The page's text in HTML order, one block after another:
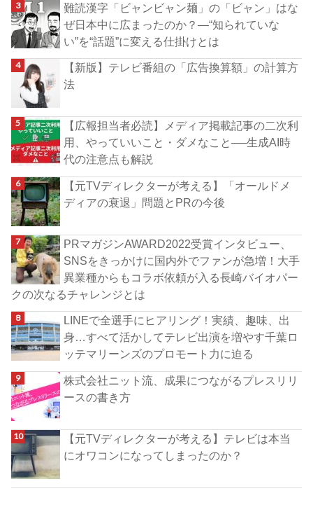
難読漢字「ビャンビャン麺」の「ビャン」はな
ぜ日本中に広まったのか？―“知られていな
い”を“話題”に変える仕掛けとは
【新版】テレビ番組の「広告換算額」の計算方
法
【広報担当者必読】メディア掲載記事の二次利
用、やっていいこと・ダメなこと──生成AI時
代の注意点も解説
【元TVディレクターが考える】「オールドメ
ディアの衰退」問題とPRの今後
PRマガジンAWARD2022受賞インタビュー、
SNSをきっかけに国内外でファンが急増！大手
異業種からもコラボ依頼が入る長崎バイオパー
クの次なるチャレンジとは
LINEで全選手にヒアリング！実績、趣味、出
身…すべて活かしてテレビ出演を増やす千葉ロ
ッテマリーンズのプロモート力に迫る
株式会社ニット流、成果につながるプレスリリ
ースの書き方
【元TVディレクターが考える】テレビは本当
にオワコンになってしまったのか？